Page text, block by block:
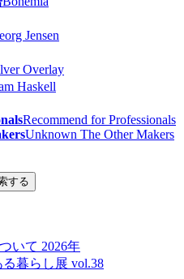
Jensen
Overlay
Haskell
Recommend for Professionals
Unknown The Other Makers
する
いて 2026年
暮らし展 vol.38